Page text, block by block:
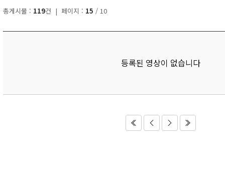
총게시물 : 119건 | 페이지 : 15 / 10
등록된 영상이 없습니다